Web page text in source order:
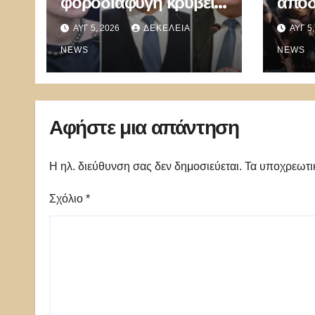
ἡ πώληση δανείων σέ
funds
ΑΥΓ 5, 2026 ΔΕΚΈΛΕΙΑ
NEWS
ΑΥΓ
NEWS
Αφήστε μια απάντηση
Η ηλ. διεύθυνση σας δεν δημοσιεύεται. Τα
Σχόλιο *